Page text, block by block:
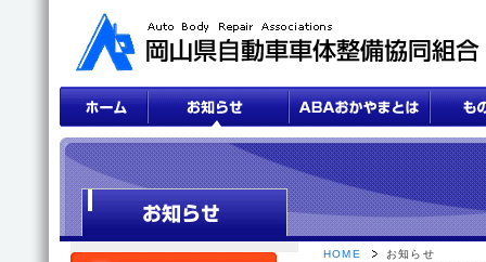
HOME お知らせ